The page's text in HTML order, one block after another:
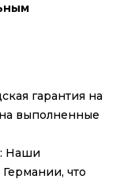
гарантия на
выполненные
: Наши
что